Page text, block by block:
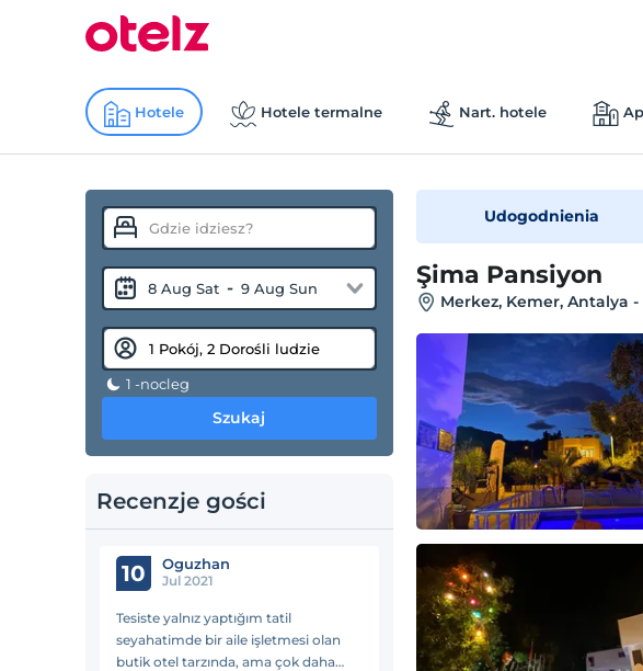
Hotele Hotele termalne Nart. hotele
8 Aug Sat - 9 Aug Sun
1 -nocleg
Szukaj
Recenzje gości
10 Oguzhan
Jul 2021
Tesiste yalnız yaptığım tatil
seyahatimde bir aile işletmesi olan
butik otel tarzında, ama çok daha
Udogodnienia
Şima Pansiyon
Merkez, Kemer, Antalya -